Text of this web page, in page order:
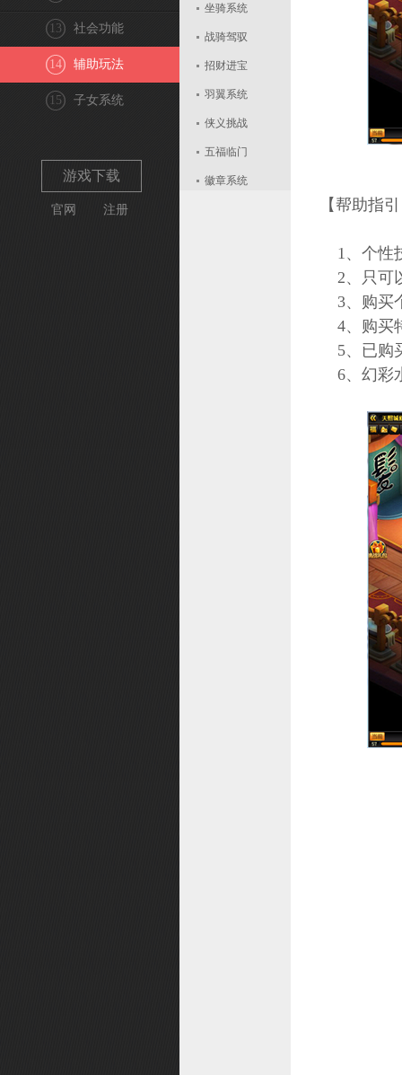
社会功能
13
辅助玩法
14
子女系统
15
游戏下载
官网 注册
坐骑系统
战骑驾驭
招财进宝
羽翼系统
侠义挑战
五福临门
徽章系统
【帮助指
1、个性
2、只可
3、购买
4、购买
5、已购
6、幻彩